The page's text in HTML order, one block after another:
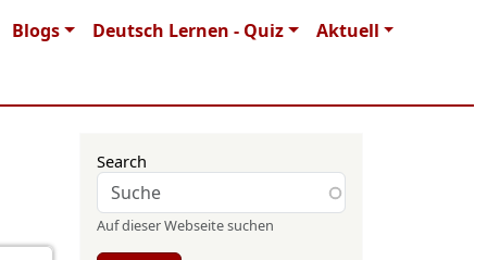
Blogs Deutsch Lernen - Quiz Aktuell
Search
Auf dieser Webseite suchen